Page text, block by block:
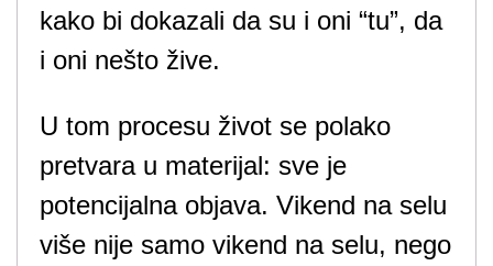
kako bi dokazali da su i oni “tu”, da
i oni nešto žive.
U tom procesu život se polako
pretvara u materijal: sve je
potencijalna objava. Vikend na selu
više nije samo vikend na selu, nego